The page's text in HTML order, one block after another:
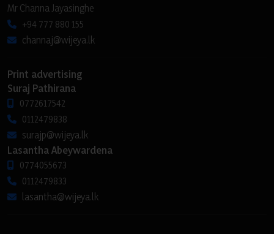
Mr Channa Jayasinghe
+94 777 880 155
channaj@wijeya.lk
Print advertising
Suraj Pathirana
0772617542
0112479838
surajp@wijeya.lk
Lasantha Abeywardena
0774055673
0112479833
lasantha@wijeya.lk